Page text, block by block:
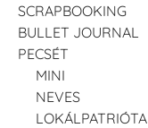
SCRAPBOOKING
BULLET JOURNAL
PECSÉT
MINI
NEVES
LOKÁLPATRIÓTA